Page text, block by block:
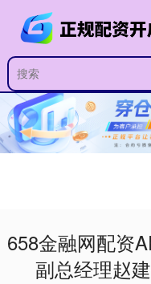
658金融网配资
副总经理赵